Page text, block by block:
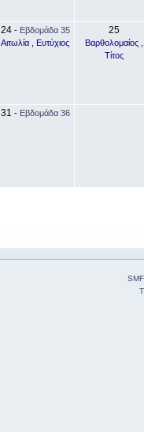
24- Εβδομάδα 35
Αιτωλία , Ευτύχιος
25
Βαρθολομαίος ,
Τίτος
31 - Εβδομάδα 36